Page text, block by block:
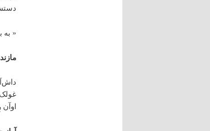
« به